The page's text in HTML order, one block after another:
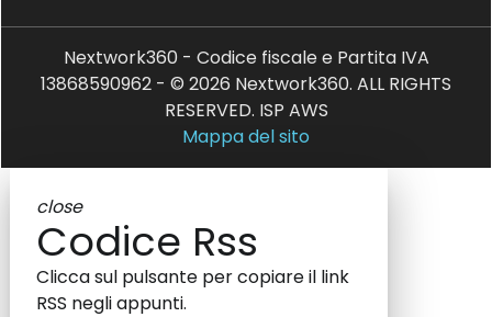
Nextwork360 - Codice fiscale e Partita IVA
13868590962 - © 2026 Nextwork360. ALL RIGHTS
RESERVED. ISP AWS
Mappa del sito
close
Codice Rss
Clicca sul pulsante per copiare il link
RSS negli appunti.